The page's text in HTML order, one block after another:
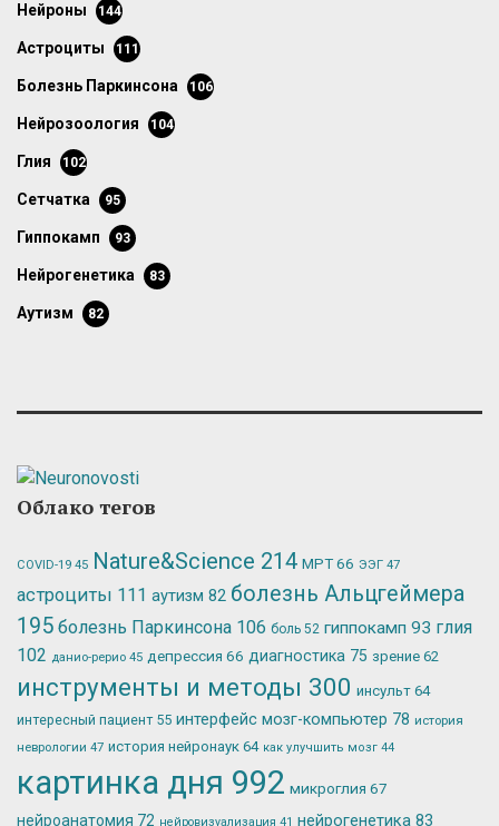
нейроны 144
астроциты 111
болезнь Паркинсона 106
нейрозоология 104
глия 102
сетчатка 95
гиппокамп 93
нейрогенетика 83
аутизм 82
Облако тегов
COVID-19 45 Nature&Science 214 МРТ66 ЭЭГ 47
астроциты 111 аутизм 82 болезнь Альцгеймера
195 болезнь Паркинсона 106 боль 52 гиппокамп 93 глия
102 данио-рерио 45 депрессия 66 диагностика 75 зрение 62
инструменты и методы 300 инсульт 64
интересный пациент 55 интерфейс мозг-компьютер 78 история
неврологии 47 история нейронаук 64 как улучшить мозг 44
картинка дня 992 микроглия 67
нейроанатомия 72 нейровизуализация 41 нейрогенетика 83